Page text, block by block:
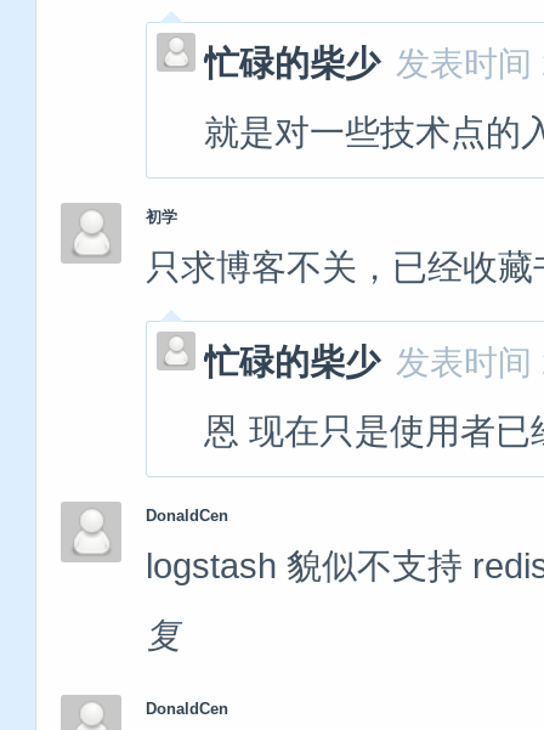
忙碌的柴少 发表时
就是对一些技术点的
初学
只求博客不关，已经收藏
忙碌的柴少 发表时
恩 现在只是使用者
DonaldCen
logstash 貌似不支持
复
DonaldCen